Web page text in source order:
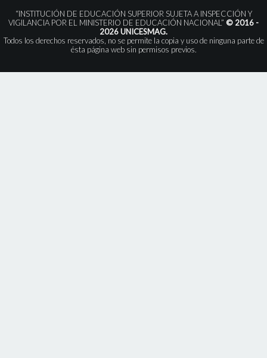
“INSTITUCIÓN DE EDUCACIÓN SUPERIOR SUJETA A INSPECCIÓN Y
VIGILANCIA POR EL MINISTERIO DE EDUCACIÓN NACIONAL” © 2016 -
2026 UNICESMAG.
Todos los derechos reservados, no se permite la copia y uso de ninguna parte de
ésta página web sin permisos previos.